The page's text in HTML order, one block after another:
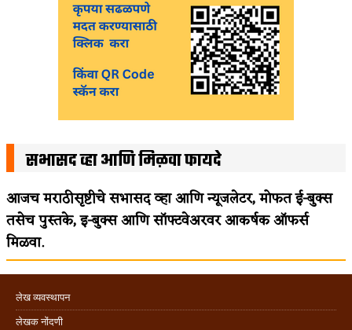
सभासद व्हा आणि मिळवा फायदे
आजच मराठीसृष्टीचे सभासद व्हा आणि न्यूजलेटर, मोफत ई-बुक्स
तसेच पुस्तके, इ-बुक्स आणि सॉफ्टवेअरवर आकर्षक ऑफर्स
मिळवा.
लेख व्यवस्थापन
लेखक नोंदणी